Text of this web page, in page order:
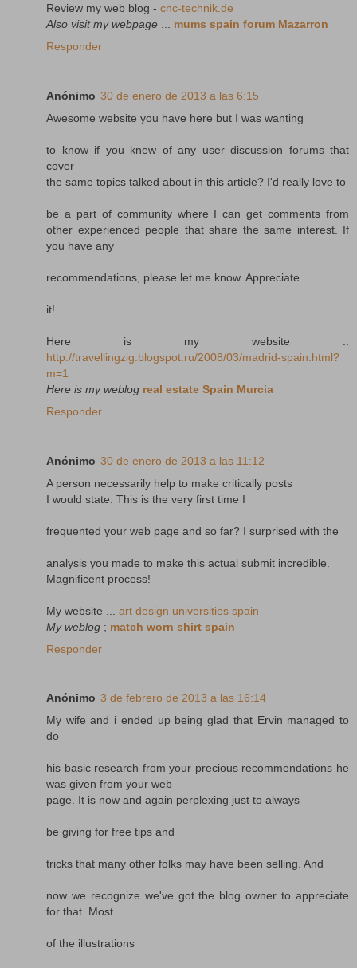
Review my web blog - cnc-technik.de
Also visit my webpage
mums spain forum Mazarron
Responder
Anónimo 30 de enero de 2013 a las 6:15
Awesome website you have here but I was wanting
to know if you knew of any user discussion forums that
cover
the same topics talked about in this article? I'd really love to
be a part of community where I can get comments from
other experienced people that share the same interest. If
you have any
recommendations, please let me know. Appreciate
it!
Here is my website ::
http://travellingzig.blogspot.ru/2008/03/madrid-spain.html?
m=1
Here is my weblog real estate Spain Murcia
Responder
Anónimo 30 de enero de 2013 a las 11:12
A person necessarily help to make critically posts
I would state. This is the very first time I
frequented your web page and so far? I surprised with the
analysis you made to make this actual submit incredible.
Magnificent process!
My website ... art design universities spain
My weblog ; match worn shirt spain
Responder
Anónimo 3 de febrero de 2013 a las 16:14
My wife and i ended up being glad that Ervin managed to
do
his basic research from your precious recommendations he
was given from your web
page. It is now and again perplexing just to always
be giving for free tips and
tricks that many other folks may have been selling. And
now we recognize we've got the blog owner to appreciate
for that. Most
of the illustrations